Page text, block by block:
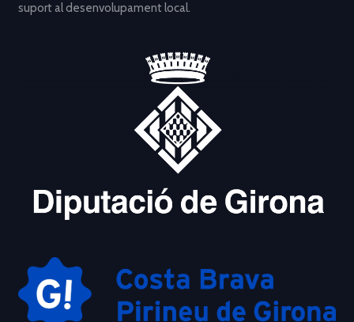
suport al desenvolupament local.